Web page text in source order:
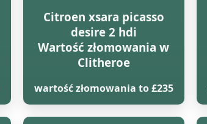
Citroen xsara picasso
desire 2 hdi
Wartość złomowania w
Clitheroe
wartość złomowania to £235